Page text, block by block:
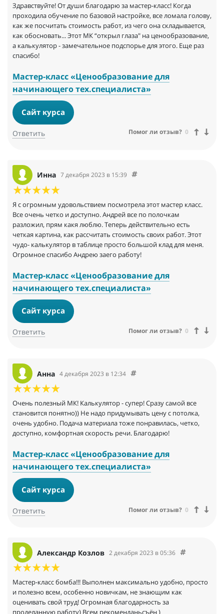
Здравствуйте! От души благодарю за мастер-класс! Когда
проходила обучение по базовой настройке, все ломала голову,
как же посчитать стоимость работ, из чего она складывается,
как обосновать... Этот МК “открыл глаза" на ценообразование,
а калькулятор - замечательное подспорье для этого. Еще раз
спасибо!
Мастер-класс «Ценообразование для
начинающего тех.специалиста»
Сайт курса
Ответить Помог ли отзыв? 0
Инна 7 декабря 2023 в 15:39
Я с огромным удовольствием посмотрела этот мастер класс.
Все очень четко и доступно. Андрей все по полочкам
разложил, прям какя люблю. Теперь действительно есть
четкая картина, как рассчитать стоимость своих работ. Этот
чудо- калькулятор в таблице просто большой клад для меня.
Огромное спасибо Андрею заего работу!
Мастер-класс «Ценообразование для
начинающего тех.специалиста»
Сайт курса
Ответить Помог ли отзыв? 0
Анна 4 декабря 2023 в 12:34
Очень полезный МК! Калькулятор - супер! Сразу самой все
становится понятно)) Не надо придумывать цену с потолка,
очень удобно. Подача материала тоже понравилась, четко,
доступно, комфортная скорость речи. Благодарю!
Мастер-класс «Ценообразование для
начинающего тех.специалиста»
Сайт курса
Ответить Помог ли отзыв? 0
Александр Козлов 2 декабря 2023 в 05:36
Мастер-класс бомба!!! Выполнен максимально удобно, просто
и полезно всем, особенно новичкам, не знающим как
оценивать свой труд! Огромная благодарность за
проделанную работу) Всем рекоменданьсъён )